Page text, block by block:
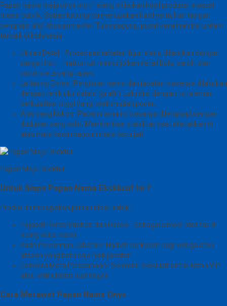
Papan nama meja onyx motif elang ini bukan hasil produksi massal
mesin pabrik. Setiap kepingnya merupakan hasil sentuhan tangan
pengrajin ahli, khususnya dari Tulungagung, pusat kerajinan batu alam
terbaik di Indonesia.
Ukiran Detail : Proses pemahatan figur elang dilakukan dengan
sangat hati – hati untuk menonjolkan detail bulu, paruh, dan
sorot mata yang tajam.
Lettering Emas : Penulisan nama dan jabatan biasanya dilakukan
dengan tenik ukir dalam (grafir). Lalu diisi dengan tinta emas
berkualitas tinggi yang tidak mudah pudar.
Alas yang Kokoh : Papan nama ini biasanya dilengkapi dengan
dudukan yang solid. Memberikan stabilitas saat diletakkan di
atas meja keca maupun meja kayu jati.
Papan Meja Direktur
Untuk Siapa Papan Nama Eksklusif Ini ?
Produk ini merupakan pilihan ideal untuk :
Pejabat Pemerintahan dan Direksi : Sebagai simbol otoritas di
ruang kerja resmi.
Kado Peresmian Jabatan : Hadiah berkesan bagi kolega atau
atasan yang baru saja naik jabatan.
Cendera Mata Perusahaan : Souvenir eksklusif untuk tamu VIP
atau mitra bisnis luar negeri.
Cara Merawat Papan Nama Onyx